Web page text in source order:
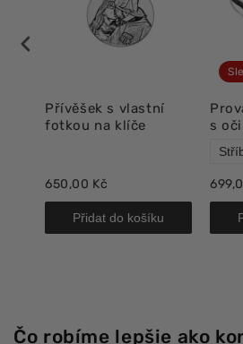
Přívěšek s vlastní
fotkou na klíče
650,00 Kč
Přidat do košíku
s
Čo robíme lepšie ako